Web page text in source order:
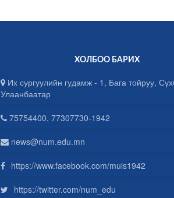
ХОЛБОО БАРИХ
Их сургуулийн гудамж - 1, Бага тойруу,
Улаанбаатар
75754400, 77307730-1942
news@num.edu.mn
https://www.facebook.com/muis1942
https://twitter.com/num_edu